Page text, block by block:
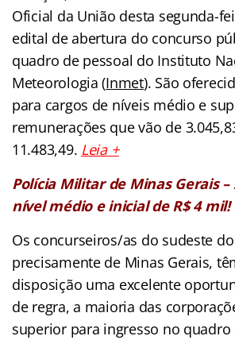
Oficial da União desta segunda-
edital de abertura do concurso
quadro de pessoal do Instituto
Meteorologia (Inmet). São
para cargos de níveis médio e
remunerações que vão de
11.483,49. Leia +
Polícia Militar de Minas Gerais –
nível médio e inicial de R$ 4 mil!
Os concurseiros/as do sudeste
precisamente de Minas Gerais,
disposição uma excelente
de regra, a maioria das
superior para ingresso no quadro